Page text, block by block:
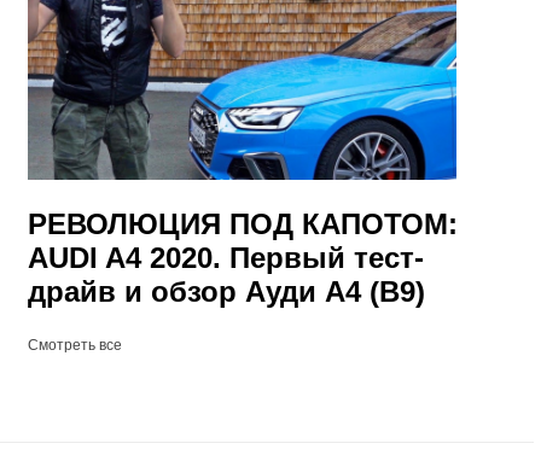
РЕВОЛЮЦИЯ ПОД КАПОТОМ:
AUDI A4 2020. Первый тест-
драйв и обзор Ауди А4 (B9)
Смотреть все